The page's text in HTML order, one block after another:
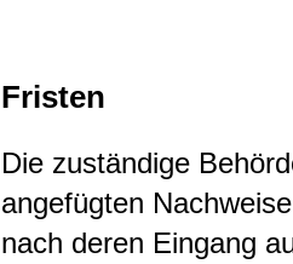
Fristen
Die zuständige
angefügten
nach deren Eingang